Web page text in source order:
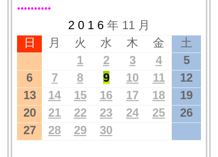
●●●●●●●●●●
2 0 1 6 年 11 月
日
月 火 水 木 金
土
1
2 3 4
5
6
7 8 9 10 11
12
13
14 15 16 17 18
19
20
21 22 23 24 25
26
27
28 29 30